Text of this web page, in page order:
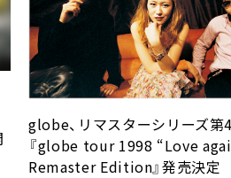
globe、リマスターシリーズ第
『globe tour 1998 “Love
Remaster Edition』発売決定